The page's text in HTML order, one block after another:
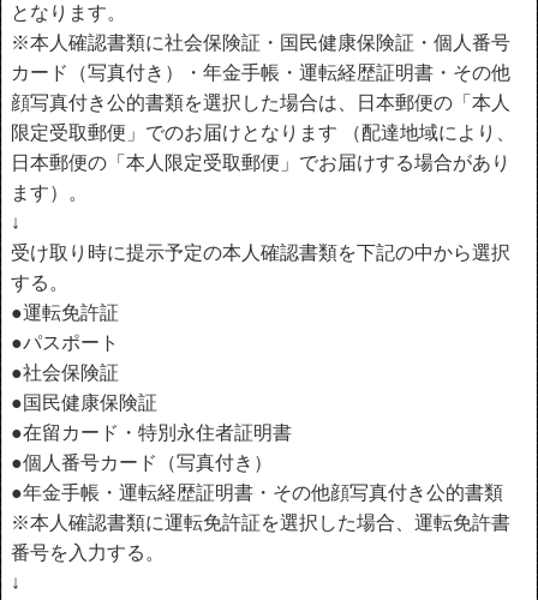
となります。
※本人確認書類に社会保険証・国民健康保険証・個人番号
カード（写真付き）・年金手帳・運転経歴証明書・その他
顔写真付き公的書類を選択した場合は、日本郵便の「本人
限定受取郵便」でのお届けとなります （配達地域により、
日本郵便の「本人限定受取郵便」でお届けする場合があり
ます）。
↓
受け取り時に提示予定の本人確認書類を下記の中から選択
する。
●運転免許証
●パスポート
●社会保険証
●国民健康保険証
●在留カード・特別永住者証明書
●個人番号カード（写真付き）
●年金手帳・運転経歴証明書・その他顔写真付き公的書類
※本人確認書類に運転免許証を選択した場合、運転免許書
番号を入力する。
↓